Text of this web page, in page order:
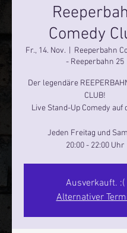
Comedy
Fr., 14. Nov.
  |
Reeperbahn
- Reeperbahn 25
Der legendäre
CLUB!
Live Stand-Up Comedy auf
Jeden Freitag und
20:00 - 22:00 Uhr
Ausverkauft. :(
Alternativer